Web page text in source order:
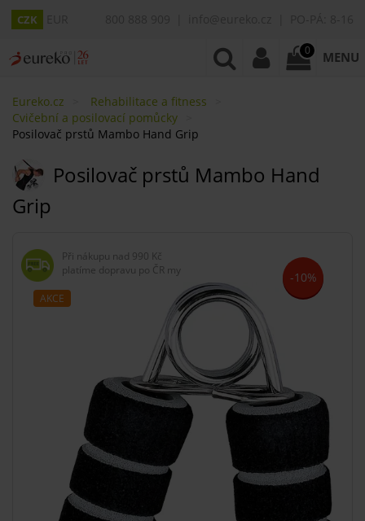
CZK
0 MENU
Eureko.cz
Rehabilitace a fitness
Cvičební a posilovací pomůcky
Posilovač prstů Mambo Hand Grip
Posilovač prstů Mambo Hand
Grip
Při nákupu nad 990 Kč
platíme dopravu po ČR my
AKCE
-10%